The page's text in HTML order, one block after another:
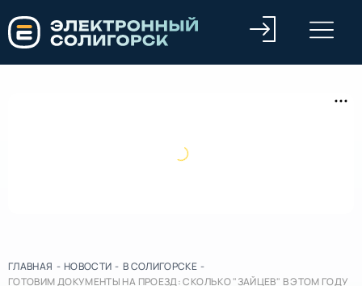
ГЛАВНАЯ - НОВОСТИ - В СОЛИГОРСКЕ -
ГОТОВИМ ДОКУМЕНТЫ НА ПРОЕЗД: СКОЛЬКО "ЗАЙЦЕВ" В ЭТОМ ГОДУ